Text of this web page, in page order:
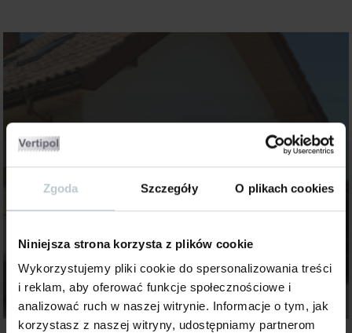
Zgoda Szczegóły O plikach cookies
Niniejsza strona korzysta z plików cookie
Wykorzystujemy pliki cookie do spersonalizowania treści
i reklam, aby oferować funkcje społecznościowe i
analizować ruch w naszej witrynie. Informacje o tym, jak
korzystasz z naszej witryny, udostępniamy partnerom